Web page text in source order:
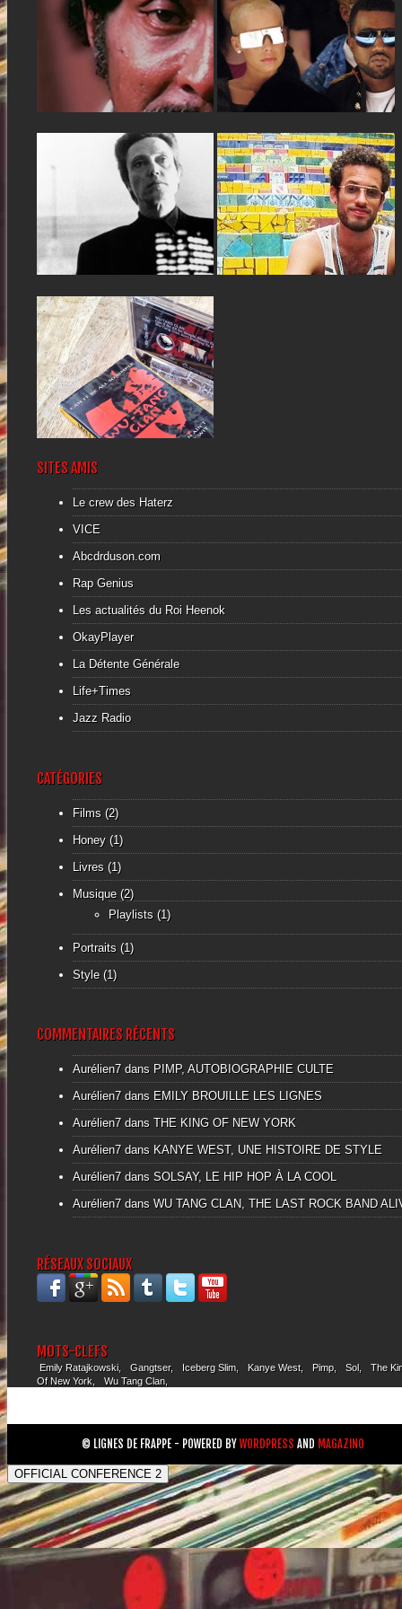
PIMP, AUTOBIOGRAPHIE
CULTE
La vie d’un proxénète racontée par
un proxénète, un vrai. Après...
▶
KANYE WEST, UNE HISTOIRE
DE STYLE
Lors de la sortie du College
Dropout, le Louis Vuitton Don...
THE KING OF NEW YORK
Avant que la cocaïne ne vienne à
bout du talent d’Abel...
▶
04.10.13
SOLSAY, LE HIP HOP À LA
COOL
Avec sa dégaine d’étudiant en fin
de semestre, il est bien...
04.09.13
WU TANG CLAN, THE LAST
ROCK BAND ALIVE
Le crew de Staten Island restera-t-
il à jamais le plus grand...
▶
SITES AMIS
Le crew des Haterz
VICE
Abcdrduson.com
Rap Genius
Les actualités du Roi Heenok
OkayPlayer
La Détente Générale
Life+Times
Jazz Radio
CATÉGORIES
Films (2)
Honey (1)
Livres (1)
Musique(2)
Playlists (1)
Portraits (1)
Style(1)
COMMENTAIRES RÉCENTS
Aurélien7 dans PIMP, AUTOBIOGRAPHIE CULTE
Aurélien7 dans EMILY BROUILLE LES LIGNES
Aurélien7 dans THE KING OF NEW YORK
Aurélien7 dans KANYE WEST, UNE HISTOIRE DE STYLE
Aurélien7 dans SOLSAY, LE HIP HOP À LA COOL
Aurélien7 dans WU TANG CLAN, THE LAST ROCK BAND
RÉSEAUX SOCIAUX
MOTS-CLEFS
Emily Ratajkowski Gangtser Iceberg Slim Kanye West Pimp Sol
The
Of New York
Wu Tang Clan
© LIGNES DE FRAPPE - POWERED BY WORDPRESS AND MAGAZINO
OFFICIAL CONFERENCE 2